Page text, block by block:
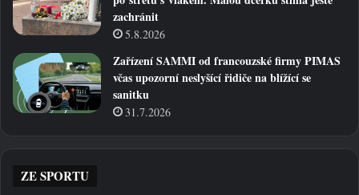
zachránit
5.8.2026
Zařízení SAMMI od francouzské firmy PIMAS
včas upozorní neslyšící řidiče na blížící se
sanitku
31.7.2026
ZE SPORTU